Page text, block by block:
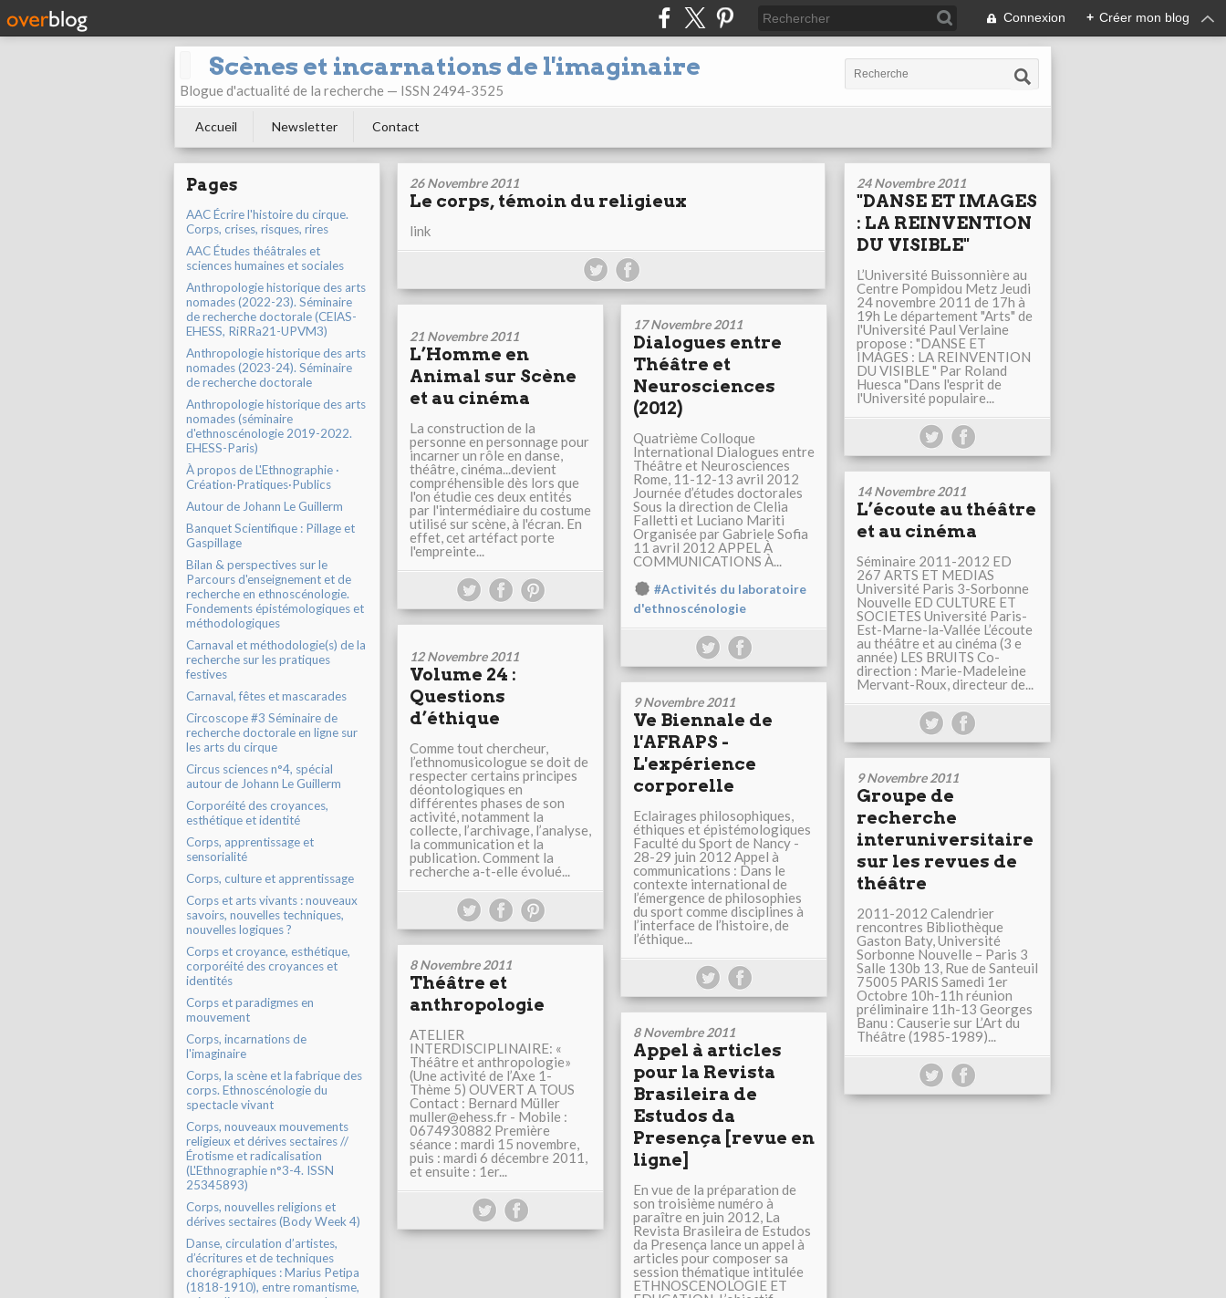
Connexion + Créer mon blog
Scènes et incarnations de l'imaginaire
Blogue d'actualité de la recherche — ISSN 2494-3525
Accueil Newsletter Contact
Pages
AAC Écrire l'histoire du cirque.
Corps, crises, risques, rires
AAC Études théâtrales et
sciences humaines et sociales
Anthropologie historique des arts
nomades (2022-23). Séminaire
de recherche doctorale (CEIAS-
EHESS, RiRRa21-UPVM3)
Anthropologie historique des arts
nomades (2023-24). Séminaire
de recherche doctorale
Anthropologie historique des arts
nomades (séminaire
d'ethnoscénologie 2019-2022.
EHESS-Paris)
À propos de L'Ethnographie ·
Création·Pratiques·Publics
Autour de Johann Le Guillerm
Banquet Scientifique : Pillage et
Gaspillage
Bilan & perspectives sur le
Parcours d'enseignement et de
recherche en ethnoscénologie.
Fondements épistémologiques et
méthodologiques
Carnaval et méthodologie(s) de la
recherche sur les pratiques
festives
Carnaval, fêtes et mascarades
Circoscope #3 Séminaire de
recherche doctorale en ligne sur
les arts du cirque
Circus sciences n°4, spécial
autour de Johann Le Guillerm
Corporéité des croyances,
esthétique et identité
Corps, apprentissage et
sensorialité
Corps, culture et apprentissage
Corps et arts vivants : nouveaux
savoirs, nouvelles techniques,
nouvelles logiques ?
Corps et croyance, esthétique,
corporéité des croyances et
identités
Corps et paradigmes en
mouvement
Corps, incarnations de
l'imaginaire
Corps, la scène et la fabrique des
corps. Ethnoscénologie du
spectacle vivant
Corps, nouveaux mouvements
religieux et dérives sectaires //
Érotisme et radicalisation
(L'Ethnographie n°3-4. ISSN
25345893)
Corps, nouvelles religions et
dérives sectaires (Body Week 4)
Danse, circulation d’artistes,
d’écritures et de techniques
chorégraphiques : Marius Petipa
(1818-1910), entre romantisme,
26 Novembre 2011
Le corps, témoin du religieux
link
24 Novembre 2011
"DANSE ET IMAGES
: LA REINVENTION
DU VISIBLE"
L’Université Buissonnière au
Centre Pompidou Metz Jeudi
24 novembre 2011 de 17h à
19h Le département "Arts" de
l'Université Paul Verlaine
propose : "DANSE ET
IMAGES : LA REINVENTION
DU VISIBLE " Par Roland
Huesca "Dans l'esprit de
l'Université populaire...
21 Novembre 2011
L’Homme en
Animal sur Scène
et au cinéma
La construction de la
personne en personnage pour
incarner un rôle en danse,
théâtre, cinéma...devient
compréhensible dès lors que
l'on étudie ces deux entités
par l'intermédiaire du costume
utilisé sur scène, à l'écran. En
effet, cet artéfact porte
l'empreinte...
17 Novembre 2011
Dialogues entre
Théâtre et
Neurosciences
(2012)
Quatrième Colloque
International Dialogues entre
Théâtre et Neurosciences
Rome, 11-12-13 avril 2012
Journée d’études doctorales
Sous la direction de Clelia
Falletti et Luciano Mariti
Organisée par Gabriele Sofia
11 avril 2012 APPEL À
COMMUNICATIONS À...
#Activités du laboratoire
d'ethnoscénologie
14 Novembre 2011
L’écoute au théâtre
et au cinéma
Séminaire 2011-2012 ED
267 ARTS ET MEDIAS
Université Paris 3-Sorbonne
Nouvelle ED CULTURE ET
SOCIETES Université Paris-
Est-Marne-la-Vallée L’écoute
au théâtre et au cinéma (3 e
année) LES BRUITS Co-
direction : Marie-Madeleine
Mervant-Roux, directeur de...
12 Novembre 2011
Volume 24 :
Questions
d’éthique
Comme tout chercheur,
l’ethnomusicologue se doit de
respecter certains principes
déontologiques en
différentes phases de son
activité, notamment la
collecte, l’archivage, l’analyse,
la communication et la
publication. Comment la
recherche a-t-elle évolué...
9 Novembre 2011
Ve Biennale de
l'AFRAPS -
L'expérience
corporelle
Eclairages philosophiques,
éthiques et épistémologiques
Faculté du Sport de Nancy -
28-29 juin 2012 Appel à
communications : Dans le
contexte international de
l’émergence de philosophies
du sport comme disciplines à
l’interface de l’histoire, de
l’éthique...
9 Novembre 2011
Groupe de
recherche
interuniversitaire
sur les revues de
théâtre
2011-2012 Calendrier
rencontres Bibliothèque
Gaston Baty, Université
Sorbonne Nouvelle – Paris 3
Salle 130b 13, Rue de Santeuil
75005 PARIS Samedi 1er
Octobre 10h-11h réunion
préliminaire 11h-13 Georges
Banu : Causerie sur L’Art du
Théâtre (1985-1989)...
8 Novembre 2011
Théâtre et
anthropologie
ATELIER
INTERDISCIPLINAIRE: «
Théâtre et anthropologie»
(Une activité de l’Axe 1-
Thème 5) OUVERT A TOUS
Contact : Bernard Müller
muller@ehess.fr - Mobile :
0674930882 Première
séance : mardi 15 novembre,
puis : mardi 6 décembre 2011,
et ensuite : 1er...
8 Novembre 2011
Appel à articles
pour la Revista
Brasileira de
Estudos da
Presença [revue en
ligne]
En vue de la préparation de
son troisième numéro à
paraître en juin 2012, La
Revista Brasileira de Estudos
da Presença lance un appel à
articles pour composer sa
session thématique intitulée
ETHNOSCENOLOGIE ET